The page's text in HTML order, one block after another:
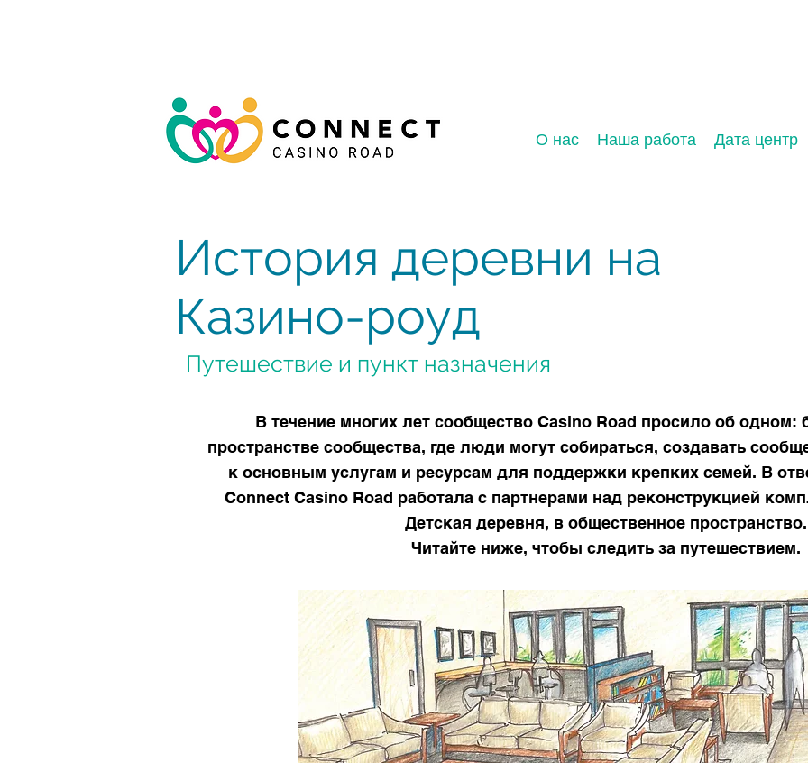
О нас Наша работа Дата центр
История деревни на
Казино-роуд
Путешествие и пункт назначения
В течение многих лет сообщество Casino Road просило об одном:
пространстве сообщества, где люди могут собираться, создавать
к основным услугам и ресурсам для поддержки крепких семей. В
Connect Casino Road работала с партнерами над реконструкцией
Детская деревня, в общественное пространство.
Читайте ниже, чтобы следить за путешествием.